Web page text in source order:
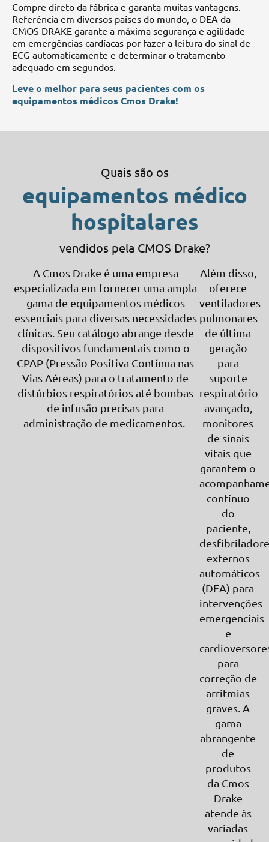
Compre direto da fábrica e garanta muitas vantagens.
Referência em diversos países do mundo, o DEA da
CMOS DRAKE garante a máxima segurança e agilidade
em emergências cardíacas por fazer a leitura do sinal de
ECG automaticamente e determinar o tratamento
adequado em segundos.
Leve o melhor para seus pacientes com os
equipamentos médicos Cmos Drake!
Quais são os
equipamentos médico
hospitalares
vendidos pela CMOS Drake?
A Cmos Drake é uma empresa
especializada em fornecer uma ampla
gama de equipamentos médicos
essenciais para diversas necessidades
clínicas. Seu catálogo abrange desde
dispositivos fundamentais como o
CPAP (Pressão Positiva Contínua nas
Vias Aéreas) para o tratamento de
distúrbios respiratórios até bombas
de infusão precisas para
administração de medicamentos.
Além disso,
oferece
ventiladores
pulmonares
de última
geração
para
suporte
respiratório
avançado,
monitores
de sinais
vitais que
garantem o
contínuo
do
paciente,
externos
automáticos
(DEA) para
intervenções
emergenciais
e
para
correção de
arritmias
graves. A
gama
abrangente
de
produtos
da Cmos
Drake
atende às
variadas